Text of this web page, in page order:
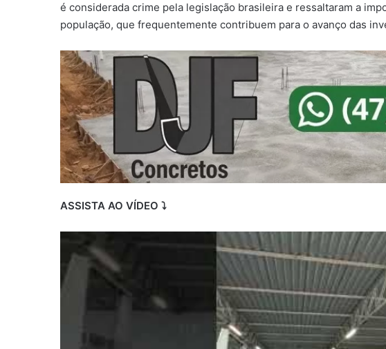
é considerada crime pela legislação brasileira e ressaltaram a
população, que frequentemente contribuem para o avanço das
ASSISTA AO VÍDEO ⤵️